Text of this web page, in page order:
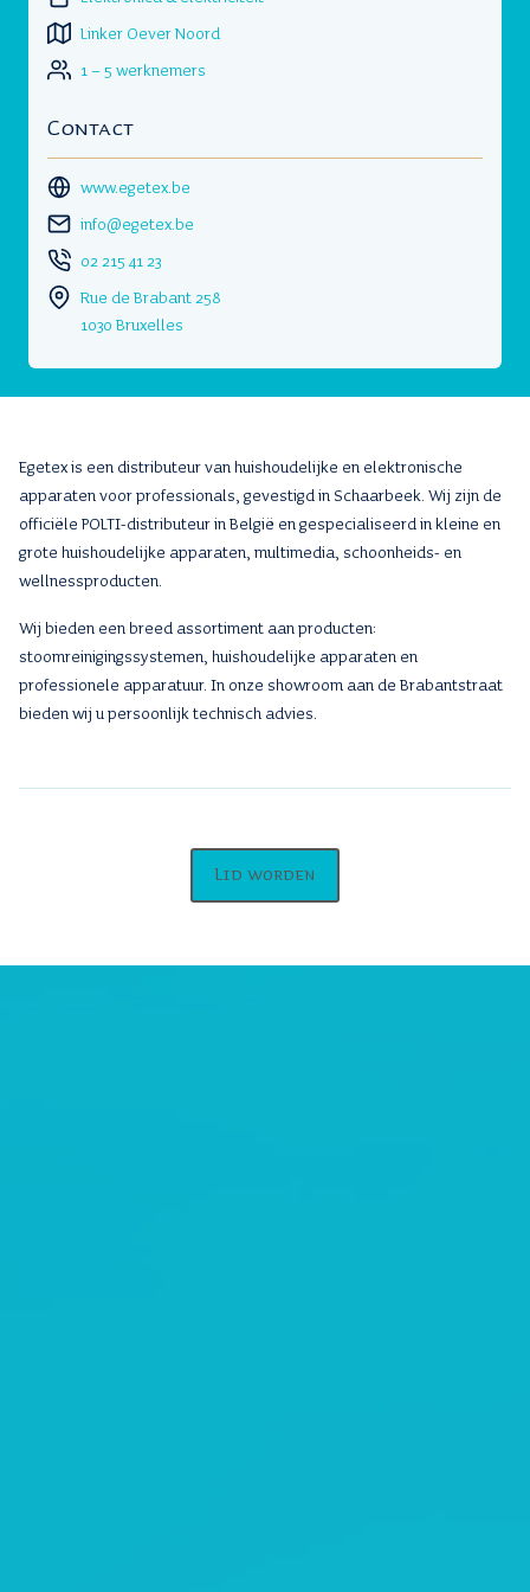
Linker Oever Noord
1 – 5 werknemers
Contact
www.egetex.be
info@egetex.be
02 215 41 23
Rue de Brabant 258
1030 Bruxelles
Egetex is een distributeur van huishoudelijke en elektronische
apparaten voor professionals, gevestigd in Schaarbeek. Wij zijn de
officiële POLTI-distributeur in België en gespecialiseerd in kleine en
grote huishoudelijke apparaten, multimedia, schoonheids- en
wellnessproducten.
Wij bieden een breed assortiment aan producten:
stoomreinigingssystemen, huishoudelijke apparaten en
professionele apparatuur. In onze showroom aan de Brabantstraat
bieden wij u persoonlijk technisch advies.
Lid worden